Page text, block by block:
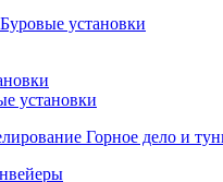
Буровые установки
установки
Горное дело и